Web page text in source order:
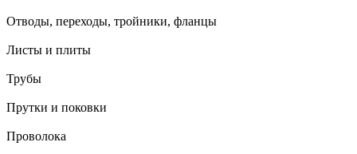
Отводы, переходы, тройники, фланцы
Листы и плиты
Трубы
Прутки и поковки
Проволока